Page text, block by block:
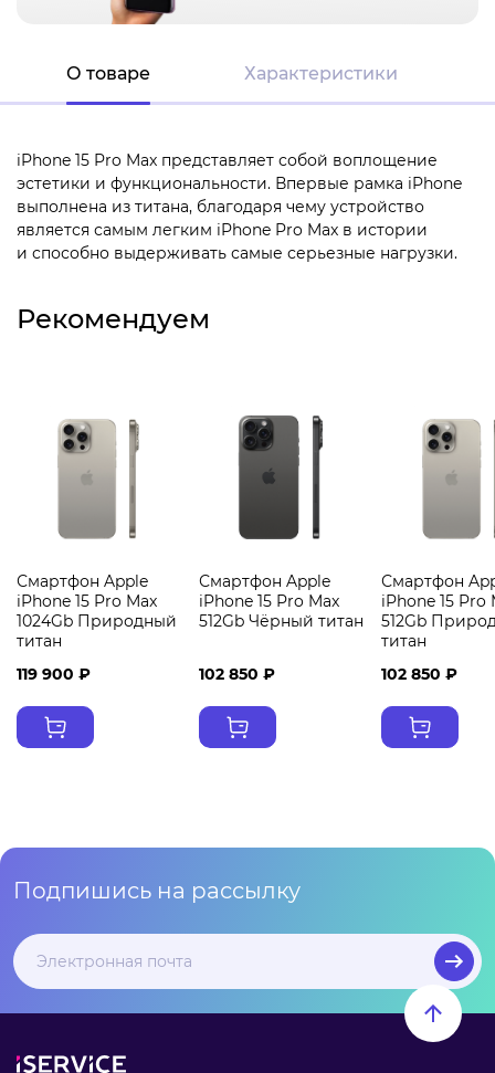
О товаре Характеристики
iPhone 15 Pro Max представляет собой воплощение
эстетики и функциональности. Впервые рамка iPhone
выполнена из титана, благодаря чему устройство
является самым легким iPhone Pro Max в истории
и способно выдерживать самые серьезные нагрузки.
Рекомендуем
Смартфон Apple
iPhone 15 Pro Max
1024Gb Природный
титан
119 900 ₽
Смартфон Apple
iPhone 15 Pro Max
512Gb Чёрный титан
102 850 ₽
Смартфон
iPhone 15 Pro
512Gb
титан
102 850 ₽
Подпишись на рассылку